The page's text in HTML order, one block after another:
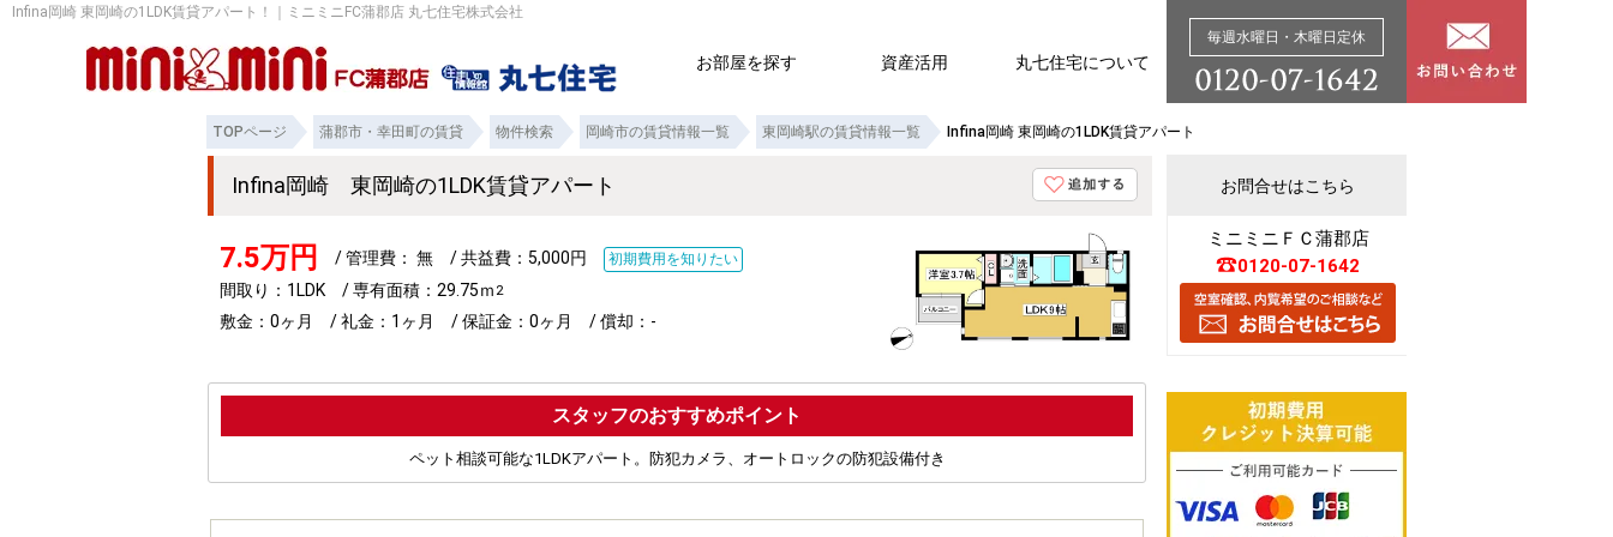
Infina岡崎 東岡崎の1LDK賃貸アパート！｜ミニミニFC蒲郡店 丸七住宅株式会社
お部屋を探す 資産活用 丸七住宅について
毎週水曜日・木曜日定休
TOPページ 蒲郡市・幸田町の賃貸 物件検索 岡崎市の賃貸情報一覧 東岡崎駅の賃貸情報一覧 Infina岡崎 東岡崎の1LDK賃貸アパート
Infina岡崎 東岡崎の1LDK賃貸アパート
7.5万円 / 管理費： 無 / 共益費：5,000円 初期費用を知りたい
間取り：1LDK / 専有面積：29.75ｍ 2
敷金：0ヶ月 / 礼金：1ヶ月 / 保証金：0ヶ月 / 償却：-
ポイント
ペット相談可能な1LDKアパート。防犯カメラ、オートロックの防犯設備付き
お問合せはこちら
ミニミニＦＣ蒲郡店
0120-07-1642